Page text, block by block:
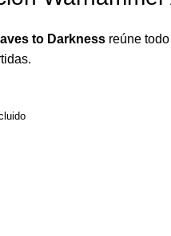
to Darkness reúne